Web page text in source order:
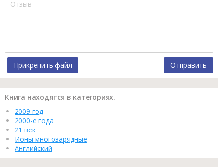
Прикрепить файл Отправить
Книга находятся в категориях.
2009 год
2000-е года
21 век
Ионы многозарядные
Английский